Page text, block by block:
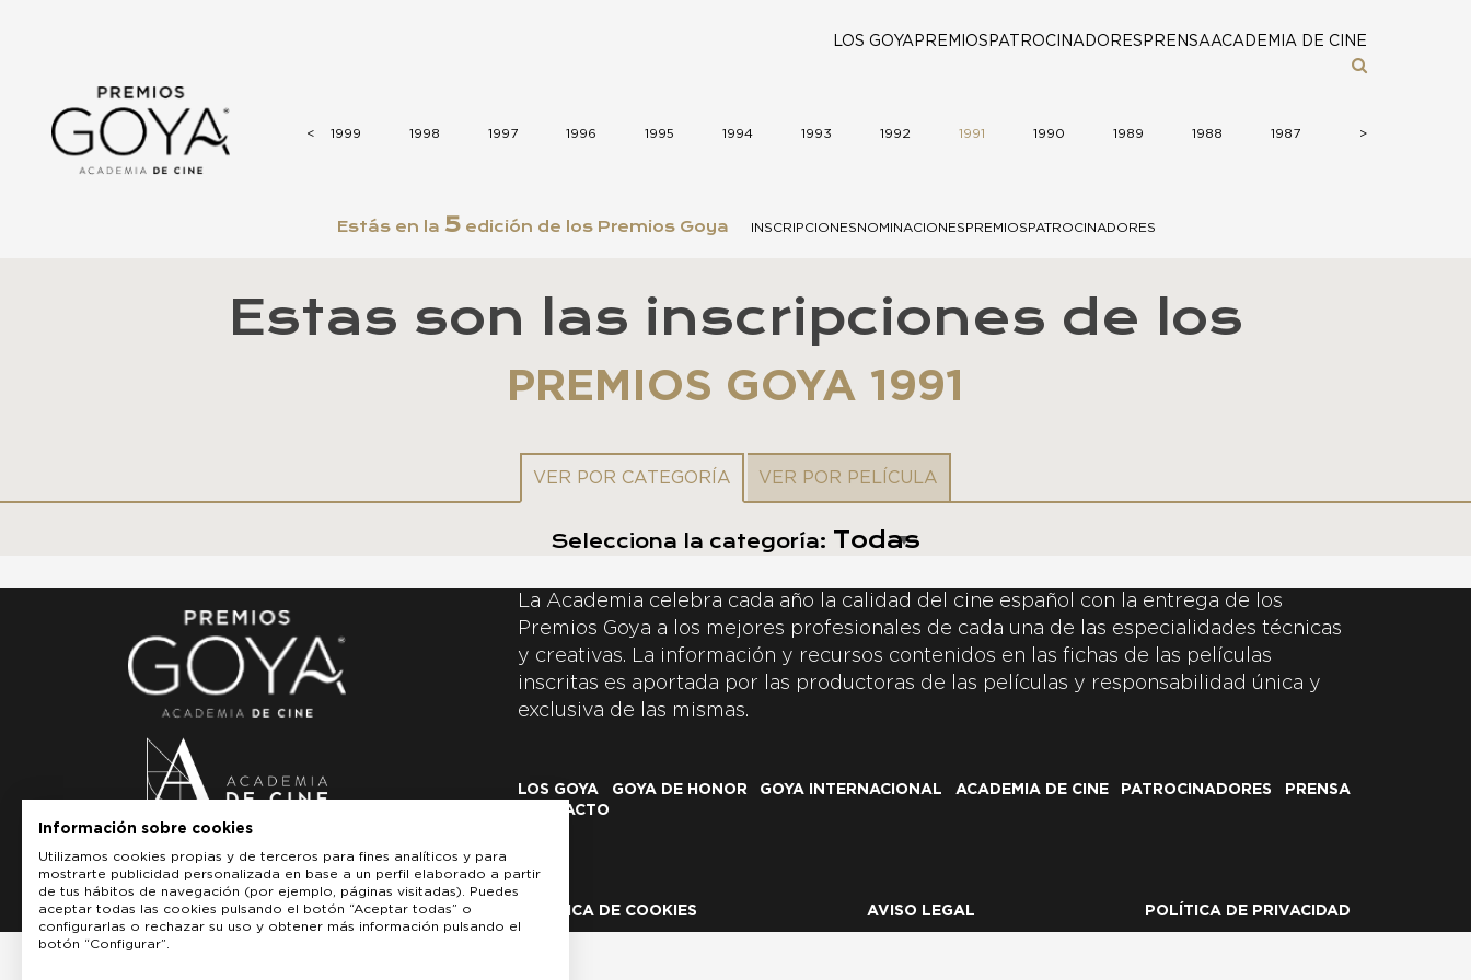
LOS GOYA PREMIOS PATROCINADORES PRENSAACADEMIA DE CINE
<
<
2002 2001 1999 1998 1997 1996 1995 1994 1993 1992 1991 1990 1989 1988 1987 >
>
Estás en la 5 edición de los Premios Goya INSCRIPCIONESNOMINACIONESPREMIOSPATROCINADORES
Estas son las inscripciones de los
PREMIOS GOYA 1991
VER POR CATEGORÍA VER POR PELÍCULA
Selecciona la categoría:
La Academia celebra cada año la calidad del cine español con la entrega de los
Premios Goya a los mejores profesionales de cada una de las especialidades técnicas
y creativas. La información y recursos contenidos en las fichas de las películas
inscritas es aportada por las productoras de las películas y responsabilidad única y
exclusiva de las mismas.
LOS GOYA GOYA DE HONOR GOYA INTERNACIONAL ACADEMIA DE CINE PATROCINADORES
PRENSA
CONTACTO
POLÍTICA DE COOKIES AVISO LEGAL POLÍTICA DE PRIVACIDAD
Información sobre cookies
Utilizamos cookies propias y de terceros para fines analíticos y para
mostrarte publicidad personalizada en base a un perfil elaborado a partir
de tus hábitos de navegación (por ejemplo, páginas visitadas). Puedes
aceptar todas las cookies pulsando el botón “Aceptar todas” o
configurarlas o rechazar su uso y obtener más información pulsando el
botón “Configurar”.